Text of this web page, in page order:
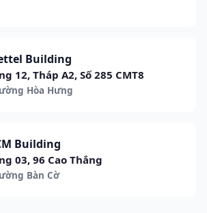
Building
12, Tháp A2, Số 285 CMT8
Hòa Hưng
Building
03, 96 Cao Thắng
Bàn Cờ